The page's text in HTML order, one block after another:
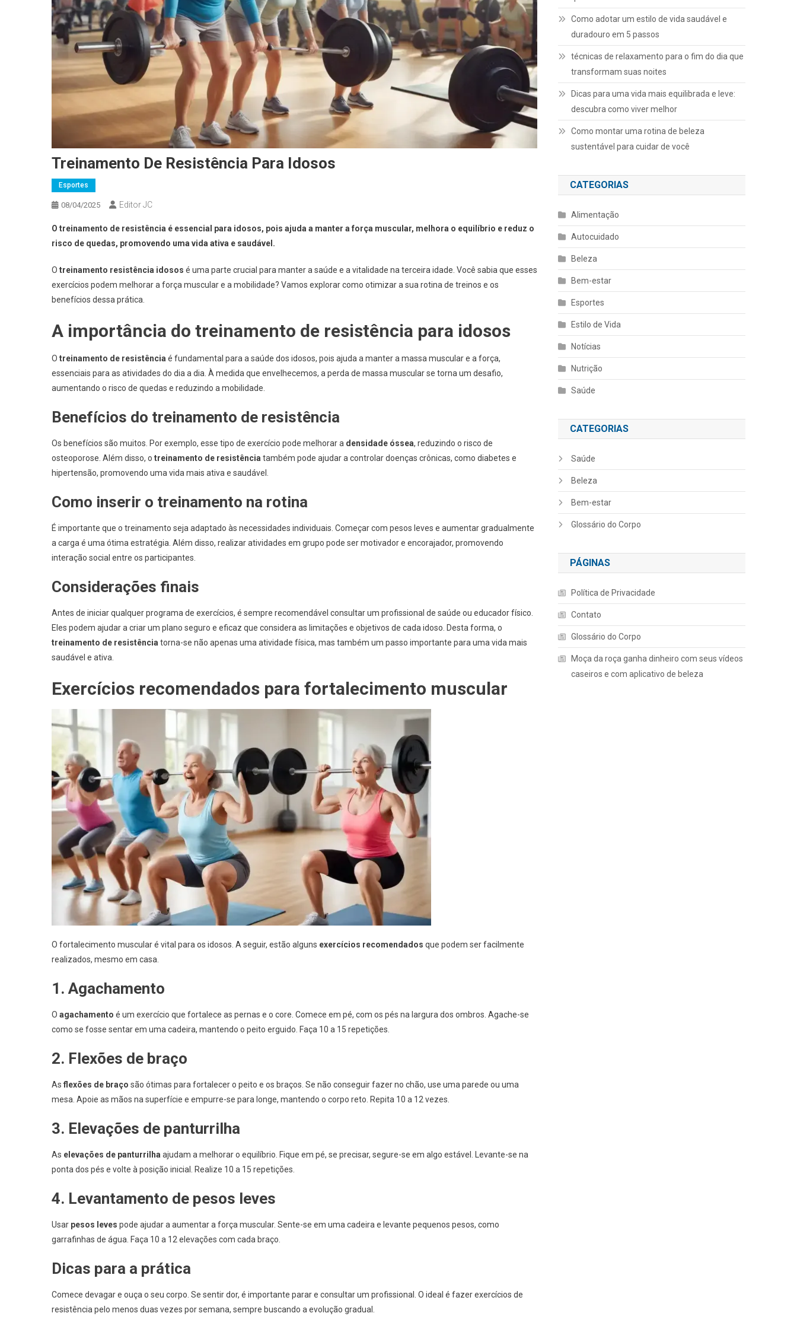
Treinamento De Resistência Para Idosos
Esportes
08/04/2025 Editor JC
O treinamento de resistência é essencial para idosos, pois ajuda a manter a força muscular, melhora o equilíbrio e reduz o
risco de quedas, promovendo uma vida ativa e saudável.
O treinamento resistência idosos é uma parte crucial para manter a saúde e a vitalidade na terceira idade. Você sabia que esses
exercícios podem melhorar a força muscular e a mobilidade? Vamos explorar como otimizar a sua rotina de treinos e os
benefícios dessa prática.
A importância do treinamento de resistência para idosos
O treinamento de resistência é fundamental para a saúde dos idosos, pois ajuda a manter a massa muscular e a força,
essenciais para as atividades do dia a dia. À medida que envelhecemos, a perda de massa muscular se torna um desafio,
aumentando o risco de quedas e reduzindo a mobilidade.
Benefícios do treinamento de resistência
Os benefícios são muitos. Por exemplo, esse tipo de exercício pode melhorar a densidade óssea, reduzindo o risco de
osteoporose. Além disso, o treinamento de resistência também pode ajudar a controlar doenças crônicas, como diabetes e
hipertensão, promovendo uma vida mais ativa e saudável.
Como inserir o treinamento na rotina
É importante que o treinamento seja adaptado às necessidades individuais. Começar com pesos leves e aumentar gradualmente
a carga é uma ótima estratégia. Além disso, realizar atividades em grupo pode ser motivador e encorajador, promovendo
interação social entre os participantes.
Considerações finais
Antes de iniciar qualquer programa de exercícios, é sempre recomendável consultar um profissional de saúde ou educador físico.
Eles podem ajudar a criar um plano seguro e eficaz que considera as limitações e objetivos de cada idoso. Desta forma, o
treinamento de resistência torna-se não apenas uma atividade física, mas também um passo importante para uma vida mais
saudável e ativa.
Exercícios recomendados para fortalecimento muscular
O fortalecimento muscular é vital para os idosos. A seguir, estão alguns exercícios recomendados que podem ser facilmente
realizados, mesmo em casa.
1. Agachamento
O agachamento é um exercício que fortalece as pernas e o core. Comece em pé, com os pés na largura dos ombros. Agache-se
como se fosse sentar em uma cadeira, mantendo o peito erguido. Faça 10 a 15 repetições.
2. Flexões de braço
As flexões de braço são ótimas para fortalecer o peito e os braços. Se não conseguir fazer no chão, use uma parede ou uma
mesa. Apoie as mãos na superfície e empurre-se para longe, mantendo o corpo reto. Repita 10 a 12 vezes.
3. Elevações de panturrilha
As elevações de panturrilha ajudam a melhorar o equilíbrio. Fique em pé, se precisar, segure-se em algo estável. Levante-se na
ponta dos pés e volte à posição inicial. Realize 10 a 15 repetições.
4. Levantamento de pesos leves
Usar pesos leves pode ajudar a aumentar a força muscular. Sente-se em uma cadeira e levante pequenos pesos, como
garrafinhas de água. Faça 10 a 12 elevações com cada braço.
Dicas para a prática
Comece devagar e ouça o seu corpo. Se sentir dor, é importante parar e consultar um profissional. O ideal é fazer exercícios de
resistência pelo menos duas vezes por semana, sempre buscando a evolução gradual.
Como adotar um estilo de vida saudável e
duradouro em 5 passos
técnicas de relaxamento para o fim do dia que
transformam suas noites
Dicas para uma vida mais equilibrada e leve:
descubra como viver melhor
Como montar uma rotina de beleza
sustentável para cuidar de você
CATEGORIAS
Alimentação
Autocuidado
Beleza
Bem-estar
Esportes
Estilo de Vida
Notícias
Nutrição
Saúde
CATEGORIAS
Saúde
Beleza
Bem-estar
Glossário do Corpo
PÁGINAS
Política de Privacidade
Contato
Glossário do Corpo
Moça da roça ganha dinheiro com seus vídeos
caseiros e com aplicativo de beleza